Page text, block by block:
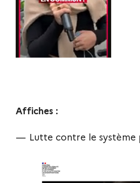
Affiches :
Lutte contre le